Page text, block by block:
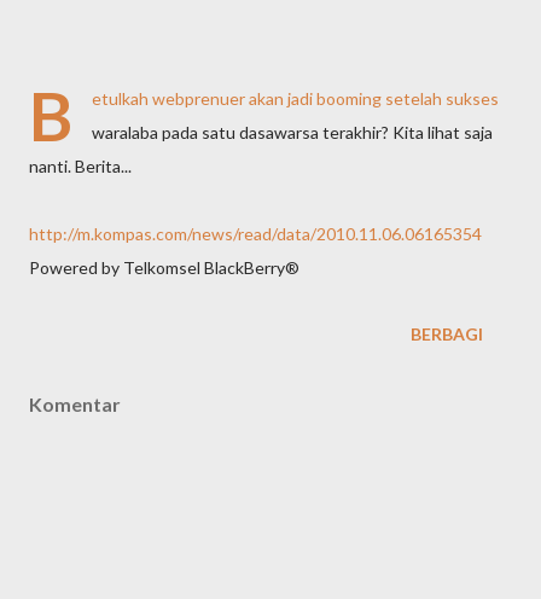
B
etulkah webprenuer akan jadi booming setelah sukses
waralaba pada satu dasawarsa terakhir? Kita lihat saja
nanti. Berita...
http://m.kompas.com/news/read/data/2010.11.06.06165354
Powered by Telkomsel BlackBerry®
BERBAGI
Komentar